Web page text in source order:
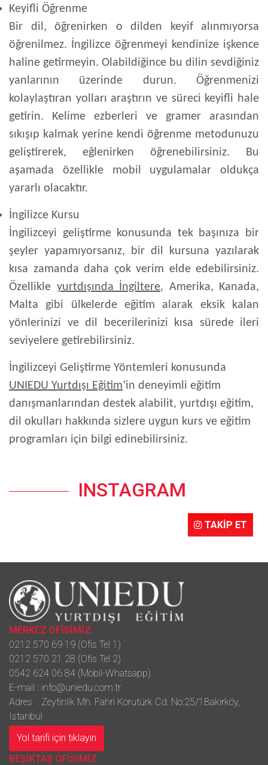
Keyifli Öğrenme
Bir dil, öğrenirken o dilden keyif alınmıyorsa
öğrenilmez. İngilizce öğrenmeyi kendinize işkence
haline getirmeyin. Olabildiğince bu dilin sevdiğiniz
yanlarının üzerinde durun. Öğrenmenizi
kolaylaştıran yolları araştırın ve süreci keyifli hale
getirin. Kelime ezberleri ve gramer arasından
sıkışıp kalmak yerine kendi öğrenme metodunuzu
geliştirerek, eğlenirken öğrenebilirsiniz. Bu
aşamada özellikle mobil uygulamalar oldukça
yararlı olacaktır.
İngilizce Kursu
İngilizceyi geliştirme konusunda tek başınıza bir
şeyler yapamıyorsanız, bir dil kursuna yazılarak
kısa zamanda daha çok verim elde edebilirsiniz.
Özellikle yurtdışında İngiltere, Amerika, Kanada,
Malta gibi ülkelerde eğitim alarak eksik kalan
yönlerinizi ve dil becerilerinizi kısa sürede ileri
seviyelere getirebilirsiniz.
İngilizceyi Geliştirme Yöntemleri konusunda
UNIEDU Yurtdışı Eğitim’in deneyimli eğitim
danışmanlarından destek alabilit, yurtdışı eğitim,
dil okulları hakkında sizlere uygun kurs ve eğitim
programları için bilgi edinebilirsiniz.
INSTAGRAM
TAKİP ET
MERKEZ OFİSİMİZ
0212 570 69 19 (Ofis Tel 1)
0212 570 21 28 (Ofis Tel 2)
0542 624 06 84 (Mobil-Whatsapp)
E-mail : info@uniedu.com.tr
Adres : Zeytinlik Mh. Fahri Korutürk Cd. No:25/1Bakırköy,
Istanbul
Yol tarifi için tıklayın
BEŞİKTAŞ OFİSİMİZ